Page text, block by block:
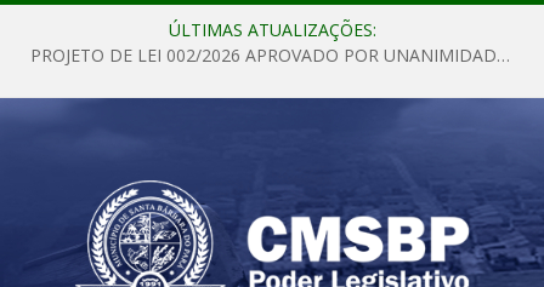
ÚLTIMAS ATUALIZAÇÕES:
PROJETO DE LEI 002/2026 APROVADO POR UNANIMIDADE EM SESSÃO ORDINÁRIA NESTA QUINTA – FEIRA 28 DE MAIO DE 2026